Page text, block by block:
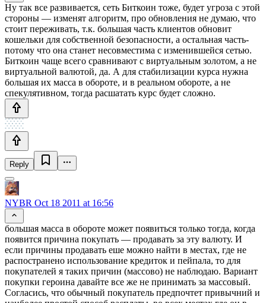
Ну так все развивается, сеть Биткоин тоже, будет угроза с этой
стороны — изменят алгоритм, про обновления не думаю, что
стоит переживать, т.к. большая часть клиентов обновит
кошельки для собственной безопасности, а остальная часть-
потому что она станет несовместима с изменившейся сетью.
Биткоин чаще всего сравнивают с виртуальным золотом, а не
виртуальной валютой, да. А для стабилизации курса нужна
большая их масса в обороте, и в реальном обороте, а не
спекулятивном, тогда расшатать курс будет сложно.
Reply
NYBR Oct 18 2011 at 16:56
большая масса в обороте может появиться только тогда, когда
появится причина покупать — продавать за эту валюту. И
если причины продавать еше можно найти в местах, где не
распостранено использование кредиток и пейпала, то для
покупателей я таких причин (массово) не наблюдаю. Вариант
покупки героина давайте все же не принимать за массовый.
Согласись, что обычный покупатель предпочтет привычний и